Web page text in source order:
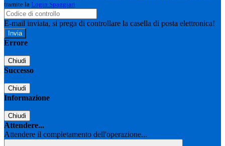
tramite la Login Spaggiari
E-mail inviata, si prega di controllare la casella di posta elettronica!
Errore
Chiudi
Successo
Chiudi
Informazione
Chiudi
Attendere...
Attendere il completamento dell'operazione...